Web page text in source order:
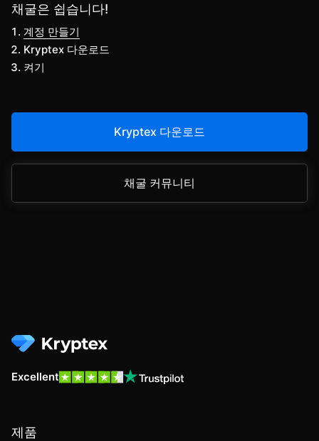
채굴은 쉽습니다!
계정 만들기
Kryptex 다운로드
켜기
Kryptex 다운로드
채굴 커뮤니티
Excellent
제품